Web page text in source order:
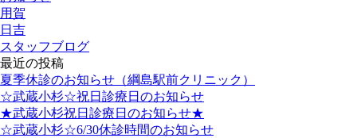
用賀
日吉
スタッフブログ
最近の投稿
夏季休診のお知らせ（綱島駅前クリニック）
☆武蔵小杉☆祝日診療日のお知らせ
★武蔵小杉祝日診療日のお知らせ★
☆武蔵小杉☆6/30休診時間のお知らせ